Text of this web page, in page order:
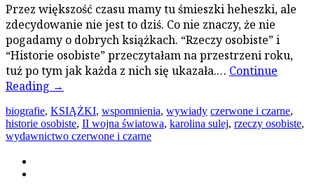
Przez większość czasu mamy tu śmieszki heheszki, ale
zdecydowanie nie jest to dziś. Co nie znaczy, że nie
pogadamy o dobrych książkach. “Rzeczy osobiste” i
“Historie osobiste” przeczytałam na przestrzeni roku,
tuż po tym jak każda z nich się ukazała.… Continue
Reading →
biografie, KSIĄŻKI, wspomnienia, wywiady czerwone i czarne,
historie osobiste, II wojna światowa, karolina sulej, rzeczy osobiste,
wydawnictwo czerwone i czarne